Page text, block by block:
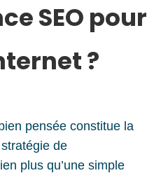
SEO pour
?
pensée constitue la
de
plus qu’une simple